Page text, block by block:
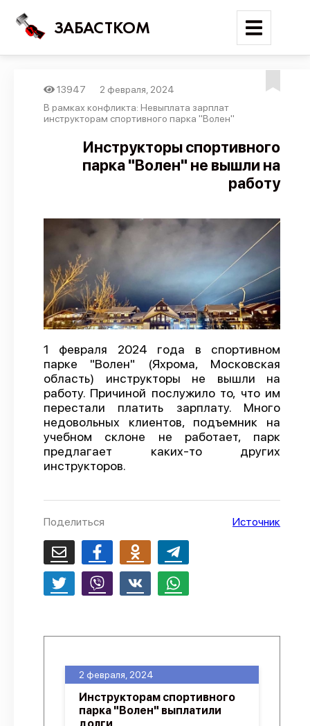
ЗАБАСТКОМ
Войти
Поиск
Новости
Отчеты
Предложить публикацию
Справочник
API
О проекте
Политика конфиденциальности
13947
2 февраля, 2024
В рамках конфликта: Невыплата зарплат
инструкторам спортивного парка "Волен"
Инструкторы спортивного
парка "Волен" не вышли на
работу
1 февраля 2024 года в спортивном
парке "Волен" (Яхрома, Московская
область) инструкторы не вышли на
работу. Причиной послужило то, что им
перестали платить зарплату. Много
недовольных клиентов, подъемник на
учебном склоне не работает, парк
предлагает каких-то других
инструкторов.
Поделиться Источник
2 февраля, 2024
Инструкторам спортивного
парка "Волен" выплатили